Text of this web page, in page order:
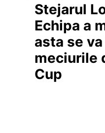
Stejarul
Echipa a
asta se
meciurile
Cup